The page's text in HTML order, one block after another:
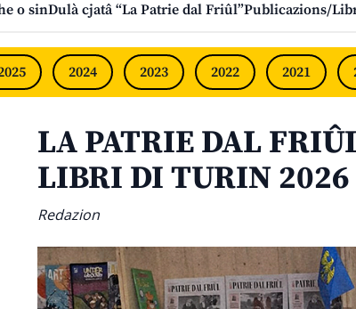
o sinDulà cjatâ “La Patrie dal Friûl”Publicazions/
2024 2023 2022 2021
LA PATRIE DAL
LIBRI DI TURIN 2026
Redazion